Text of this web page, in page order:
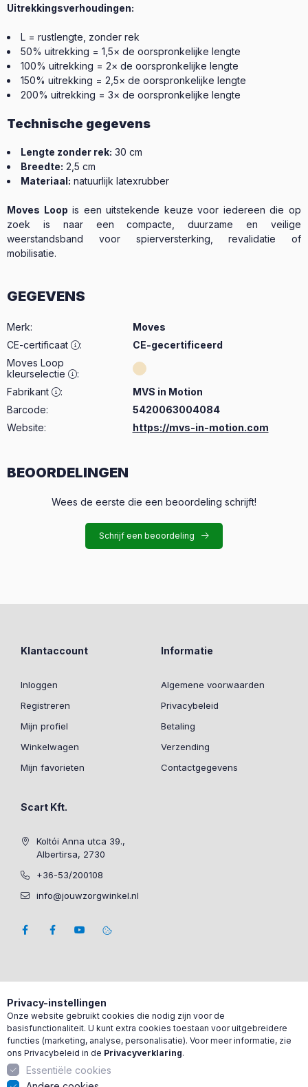
Uitrekkingsverhoudingen:
L = rustlengte, zonder rek
50% uitrekking = 1,5× de oorspronkelijke lengte
100% uitrekking = 2× de oorspronkelijke lengte
150% uitrekking = 2,5× de oorspronkelijke lengte
200% uitrekking = 3× de oorspronkelijke lengte
Technische gegevens
Lengte zonder rek: 30 cm
Breedte: 2,5 cm
Materiaal: natuurlijk latexrubber
Moves Loop is een uitstekende keuze voor iedereen die op
zoek is naar een compacte, duurzame en veilige
weerstandsband voor spierversterking, revalidatie of
mobilisatie.
GEGEVENS
Merk:
Moves
CE-certificaat
:
CE-gecertificeerd
Moves Loop
kleurselectie
:
Fabrikant
:
MVS in Motion
Barcode:
5420063004084
Website:
https://mvs-in-motion.com
BEOORDELINGEN
Wees de eerste die een beoordeling schrijft!
Schrijf een beoordeling
Klantaccount
Inloggen
Registreren
Mijn profiel
Winkelwagen
Mijn favorieten
Informatie
Algemene voorwaarden
Privacybeleid
Betaling
Verzending
Contactgegevens
Scart Kft.
Koltói Anna utca 39.,
Albertirsa, 2730
+36-53/200108
info@jouwzorgwinkel.nl
Privacy-instellingen
Onze website gebruikt cookies die nodig zijn voor de
basisfunctionaliteit. U kunt extra cookies toestaan voor uitgebreidere
functies (marketing, analyse, personalisatie). Voor meer informatie, zie
ons Privacybeleid in de Privacyverklaring.
Essentiële cookies